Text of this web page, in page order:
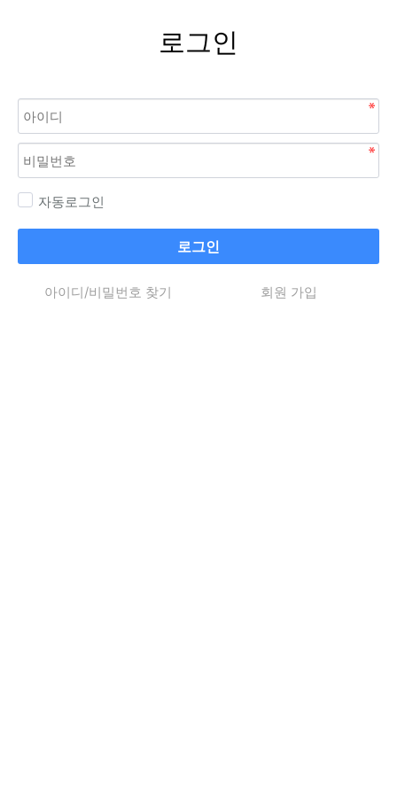
로그인
자동로그인
로그인
아이디/비밀번호 찾기 회원 가입